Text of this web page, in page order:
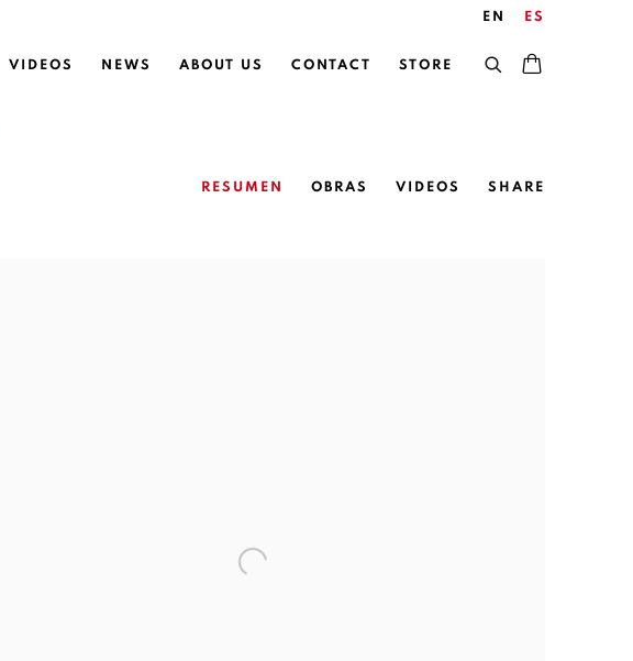
VIDEOS NEWS ABOUT US CONTACT STORE
EN ES
RESUMEN OBRAS VIDEOS SHARE